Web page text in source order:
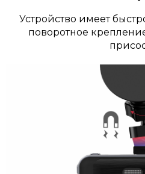
Устройство имеет
поворотное